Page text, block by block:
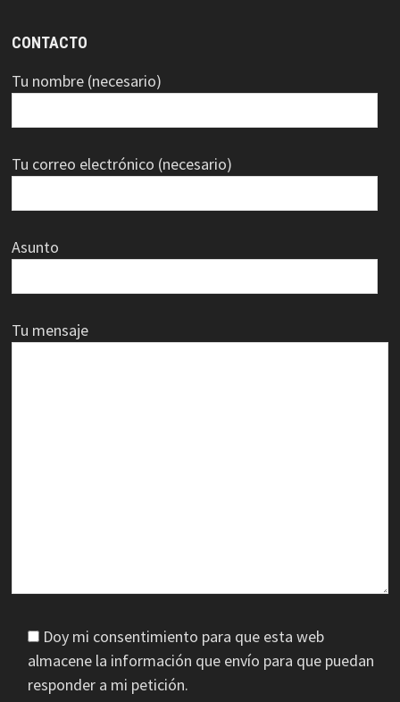
CONTACTO
Tu nombre (necesario)
Tu correo electrónico (necesario)
Asunto
Tu mensaje
Doy mi consentimiento para que esta web
almacene la información que envío para que puedan
responder a mi petición.